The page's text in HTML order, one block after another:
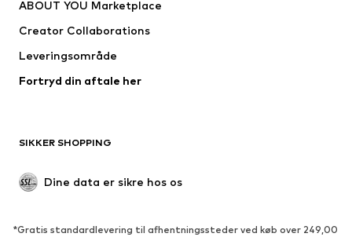
Undertøj
Frakker
Badetøj
Upcycled mode
ABOUT YOU Marketplace
Creator Collaborations
Leveringsområde
Fortryd din aftale her
SIKKER SHOPPING
Dine data er sikre hos os
*Gratis standardlevering til afhentningssteder ved køb over 249,00